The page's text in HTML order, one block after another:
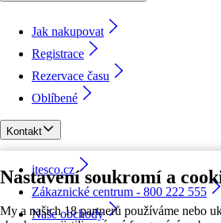
Nastavení soukromí a
My a našich 18 partnerů používáme nebo
Jak nakupovat
Registrace
Rezervace času
Oblíbené
Kontakt
itesco.cz
Zákaznické centrum - 800 222 555
Naše obchody